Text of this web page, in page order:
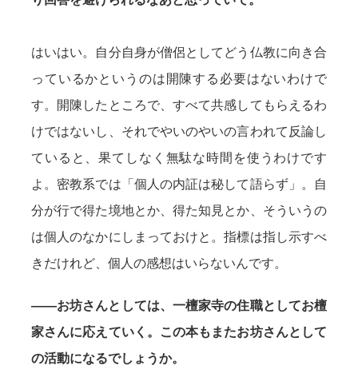
はいはい。自分自身が僧侶としてどう仏教に向き合
っているかというのは開陳する必要はないわけで
す。開陳したところで、すべて共感してもらえるわ
けではないし、それでやいのやいの言われて反論し
ていると、果てしなく無駄な時間を使うわけです
よ。密教系では「個人の内証は秘して語らず」。自
分が行で得た境地とか、得た知見とか、そういうの
は個人のなかにしまっておけと。指標は指し示すべ
きだけれど、個人の感想はいらないんです。
——お坊さんとしては、一檀家寺の住職としてお檀
家さんに応えていく。この本もまたお坊さんとして
の活動になるでしょうか。